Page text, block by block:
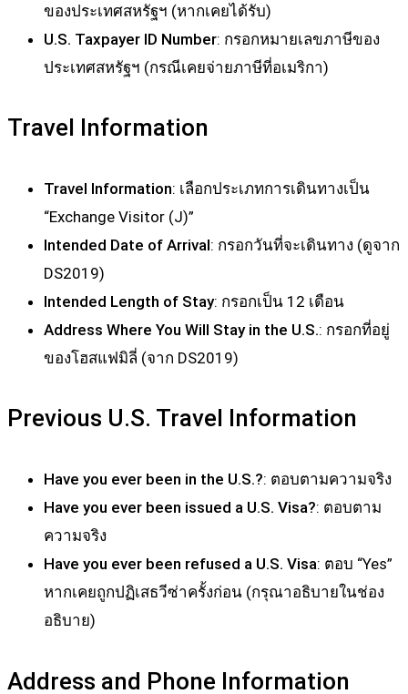
ของประเทศสหรัฐฯ (หากเคยได้รับ)
U.S. Taxpayer ID Number: กรอกหมายเลขภาษีของ
ประเทศสหรัฐฯ (กรณีเคยจ่ายภาษีที่อเมริกา)
Travel Information
Travel Information: เลือกประเภทการเดินทางเป็น
“Exchange Visitor (J)”
Intended Date of Arrival: กรอกวันที่จะเดินทาง (ดูจาก
DS2019)
Intended Length of Stay: กรอกเป็น 12 เดือน
Address Where You Will Stay in the U.S.: กรอกที่อยู่
ของโฮสแฟมิลี่ (จาก DS2019)
Previous U.S. Travel Information
Have you ever been in the U.S.?: ตอบตามความจริง
Have you ever been issued a U.S. Visa?: ตอบตาม
ความจริง
Have you ever been refused a U.S. Visa: ตอบ “Yes”
หากเคยถูกปฏิเสธวีซ่าครั้งก่อน (กรุณาอธิบายในช่อง
อธิบาย)
Address and Phone Information